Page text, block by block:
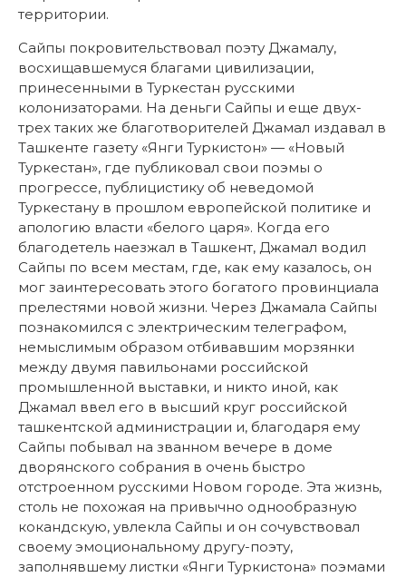
территории.
Сайпы покровительствовал поэту Джамалу,
восхищавшемуся благами цивилизации,
принесенными в Туркестан русскими
колонизаторами. На деньги Сайпы и еще двух-
трех таких же благотворителей Джамал издавал в
Ташкенте газету «Янги Туркистон» — «Новый
Туркестан», где публиковал свои поэмы о
прогрессе, публицистику об неведомой
Туркестану в прошлом европейской политике и
апологию власти «белого царя». Когда его
благодетель наезжал в Ташкент, Джамал водил
Сайпы по всем местам, где, как ему казалось, он
мог заинтересовать этого богатого провинциала
прелестями новой жизни. Через Джамала Сайпы
познакомился с электрическим телеграфом,
немыслимым образом отбивавшим морзянки
между двумя павильонами российской
промышленной выставки, и никто иной, как
Джамал ввел его в высший круг российской
ташкентской администрации и, благодаря ему
Сайпы побывал на званном вечере в доме
дворянского собрания в очень быстро
отстроенном русскими Новом городе. Эта жизнь,
столь не похожая на привычно однообразную
кокандскую, увлекла Сайпы и он сочувствовал
своему эмоциональному другу-поэту,
заполнявшему листки «Янги Туркистона» поэмами